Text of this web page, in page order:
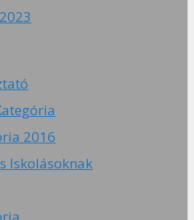
2016
Iskolásoknak